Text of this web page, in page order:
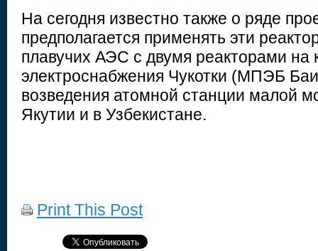
На сегодня известно также о ряде
предполагается применять эти
плавучих АЭС с двумя реакторами на
электроснабжения Чукотки (МПЭБ
возведения атомной станции малой
Якутии и в Узбекистане.
Print This Post